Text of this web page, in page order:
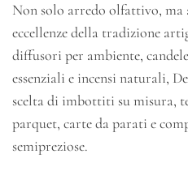
Non solo arredo olfattivo, ma
eccellenze della tradizione
diffusori per ambiente,
essenziali e incensi naturali,
scelta di imbottiti su misura,
parquet, carte da parati e
semipreziose.